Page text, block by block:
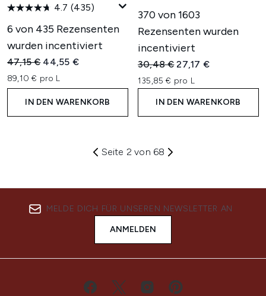
4.7 (435)
6 von 435 Rezensenten
wurden incentiviert
Unverbindliche Preisempfehlung:
47,15 € Aktueller Preis:
44,55 €
89,10 € pro L
IN DEN WARENKORB
370 von 1603
Rezensenten wurden
incentiviert
Unverbindliche
30,48 €Aktueller Preis:
27,17 €
135,85 € pro L
IN DEN WARENKORB
Seite 2 von 68
MELDE DICH FÜR UNSEREN NEWSLETTER AN
ANMELDEN